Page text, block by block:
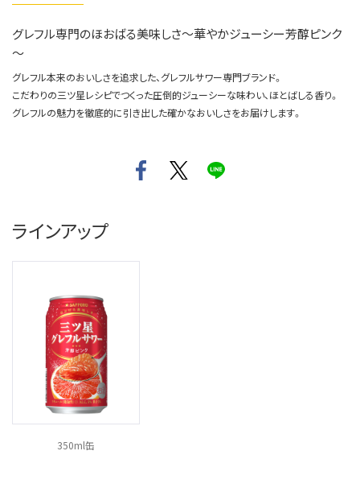
グレフル専門のほおばる美味しさ～華やかジューシー芳醇ピンク
～
グレフル本来のおいしさを追求した、グレフルサワー専門ブランド。
こだわりの三ツ星レシピでつくった圧倒的ジューシーな味わい、ほとばしる香り。
グレフルの魅力を徹底的に引き出した確かなおいしさをお届けします。
ラインアップ
350ml缶